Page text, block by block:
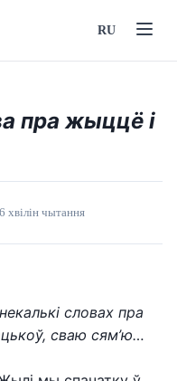
RU
пра жыццё і
хвілін чытання
словах пра
сваю сям’ю…